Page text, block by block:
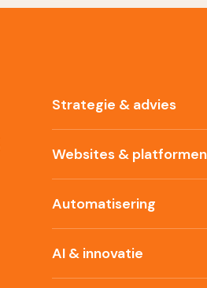
Strategie & advies
Websites & platformen
Automatisering
AI & innovatie